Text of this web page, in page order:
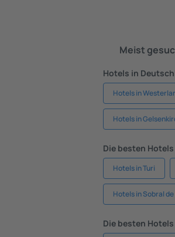
Meist
Hotels in
Hotels in
Hotels in
Die besten
Hotels in Turi
Hotels in Sobral
Die besten